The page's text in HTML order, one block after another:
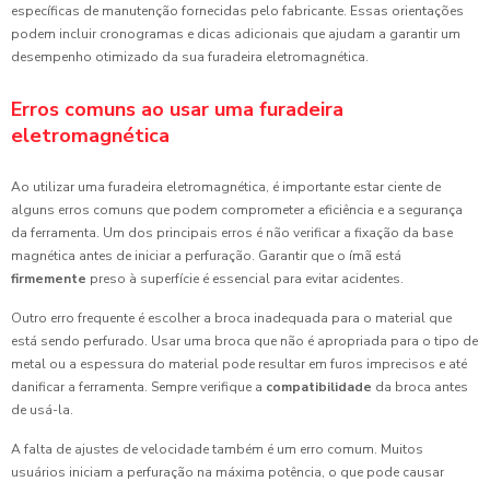
específicas de manutenção fornecidas pelo fabricante. Essas orientações
podem incluir cronogramas e dicas adicionais que ajudam a garantir um
desempenho otimizado da sua furadeira eletromagnética.
Erros comuns ao usar uma furadeira
eletromagnética
Ao utilizar uma furadeira eletromagnética, é importante estar ciente de
alguns erros comuns que podem comprometer a eficiência e a segurança
da ferramenta. Um dos principais erros é não verificar a fixação da base
magnética antes de iniciar a perfuração. Garantir que o ímã está
firmemente preso à superfície é essencial para evitar acidentes.
Outro erro frequente é escolher a broca inadequada para o material que
está sendo perfurado. Usar uma broca que não é apropriada para o tipo de
metal ou a espessura do material pode resultar em furos imprecisos e até
danificar a ferramenta. Sempre verifique a compatibilidade da broca antes
de usá-la.
A falta de ajustes de velocidade também é um erro comum. Muitos
usuários iniciam a perfuração na máxima potência, o que pode causar